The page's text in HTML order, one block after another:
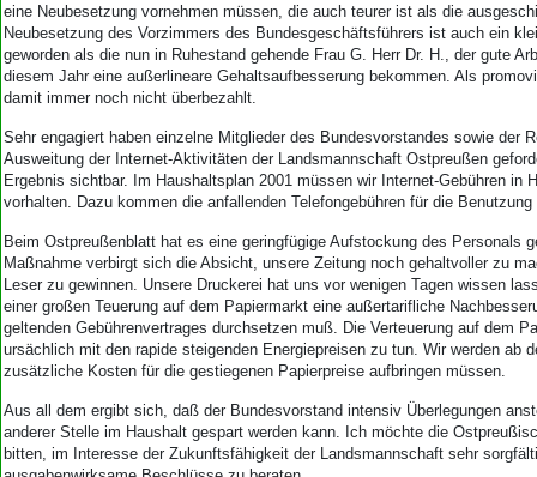
eine Neubesetzung vornehmen müssen, die auch teurer ist als die
Neubesetzung des Vorzimmers des Bundesgeschäftsführers ist auch ein
geworden als die nun in Ruhestand gehende Frau G. Herr Dr. H., der gute
diesem Jahr eine außerlineare Gehaltsaufbesserung bekommen. Als
damit immer noch nicht überbezahlt.
Sehr engagiert haben einzelne Mitglieder des Bundesvorstandes sowie der
Ausweitung der Internet-Aktivitäten der Landsmannschaft Ostpreußen
Ergebnis sichtbar. Im Haushaltsplan 2001 müssen wir Internet-Gebühren in
vorhalten. Dazu kommen die anfallenden Telefongebühren für die
Beim Ostpreußenblatt hat es eine geringfügige Aufstockung des Personals
Maßnahme verbirgt sich die Absicht, unsere Zeitung noch gehaltvoller zu
Leser zu gewinnen. Unsere Druckerei hat uns vor wenigen Tagen wissen
einer großen Teuerung auf dem Papiermarkt eine außertarifliche
geltenden Gebührenvertrages durchsetzen muß. Die Verteuerung auf dem
ursächlich mit den rapide steigenden Energiepreisen zu tun. Wir werden ab
zusätzliche Kosten für die gestiegenen Papierpreise aufbringen müssen.
Aus all dem ergibt sich, daß der Bundesvorstand intensiv Überlegungen
anderer Stelle im Haushalt gespart werden kann. Ich möchte die
bitten, im Interesse der Zukunftsfähigkeit der Landsmannschaft sehr